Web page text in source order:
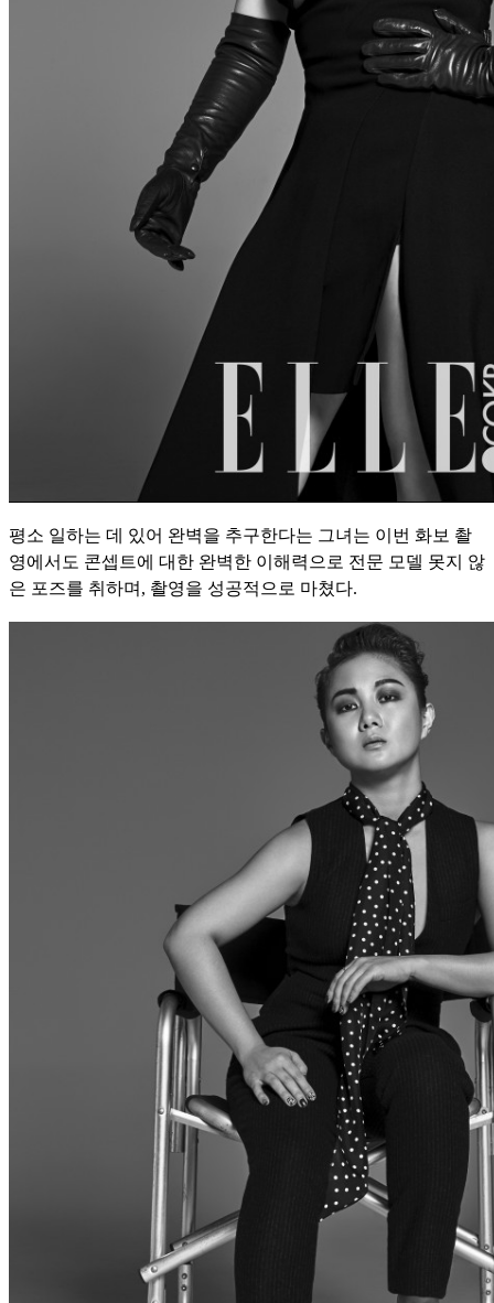
평소 일하는 데 있어 완벽을 추구한다는 그녀는 이번 화보 촬
영에서도 콘셉트에 대한 완벽한 이해력으로 전문 모델 못지 않
은 포즈를 취하며, 촬영을 성공적으로 마쳤다.